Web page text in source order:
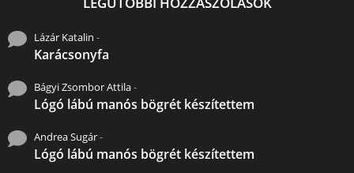
Lázár Katalin -
Karácsonyfa
Bágyi Zsombor Attila-
Lógó lábú manós bögrét készítettem
Andrea Sugár-
Lógó lábú manós bögrét készítettem